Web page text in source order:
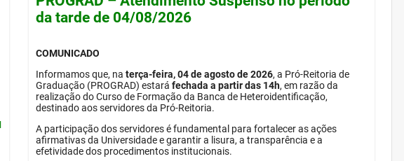
da tarde de 04/08/2026
COMUNICADO
Informamos que, na terça-feira, 04 de agosto de 2026, a Pró-Reitoria de
Graduação (PROGRAD) estará fechada a partir das 14h, em razão da
realização do Curso de Formação da Banca de Heteroidentificação,
destinado aos servidores da Pró-Reitoria.
A participação dos servidores é fundamental para fortalecer as ações
afirmativas da Universidade e garantir a lisura, a transparência e a
efetividade dos procedimentos institucionais.